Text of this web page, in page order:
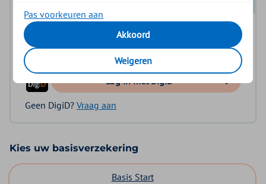
Log in en bekijk welke vergoeding en voorwaarden
voor u gelden.
Log in met DigiD
Geen DigiD? Vraag aan
Kies uw basisverzekering
Basis Start
Pas voorkeuren aan
Akkoord
Weigeren